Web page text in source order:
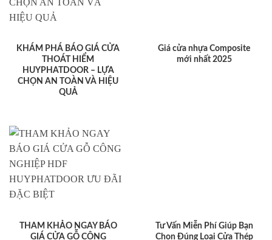
KHÁM PHÁ BÁO GIÁ CỬA
THOÁT HIỂM
HUYPHATDOOR – LỰA
CHỌN AN TOÀN VÀ HIỆU
QUẢ
Giá cửa nhựa Composite
mới nhất 2025
THAM KHẢO NGAY BÁO
GIÁ CỬA GỖ CÔNG
Tư Vấn Miễn Phí Giúp Bạn
Chọn Đúng Loại Cửa Thép